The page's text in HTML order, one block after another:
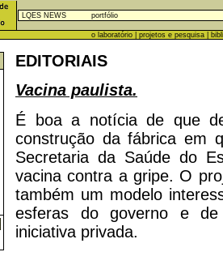
LQES NEWS portfólio
o laboratório projetos e pesquisa
EDITORIAIS
Vacina paulista.
É boa a notícia de que
construção da fábrica em
Secretaria da Saúde do
vacina contra a gripe. O
também um modelo
esferas do governo e de
iniciativa privada.